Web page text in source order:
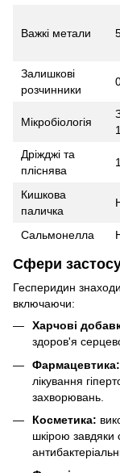
Важкі метали
Залишкові
розчинники
Мікробіологія
Дріжджі та
пліснява
Кишкова
паличка
Сальмонелла
Сфери
Гесперидин
включаючи:
Харчові
здоров'я
Фармацевтика:
лікування
захворювань.
Косметика:
шкірою завдяки